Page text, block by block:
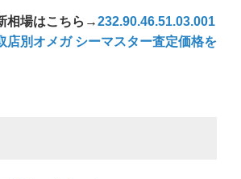
相場はこちら→232.90.46.51.03.001
店別オメガ シーマスター査定価格を